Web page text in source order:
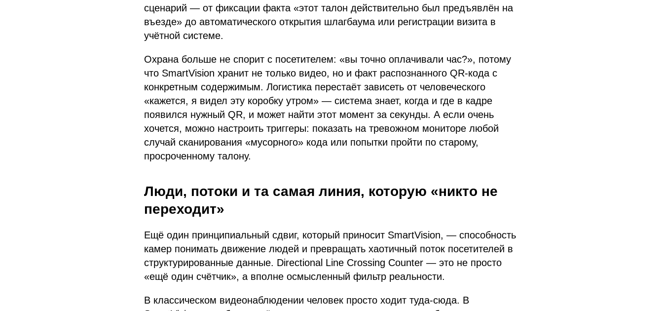
сценарий — от фиксации факта «этот талон действительно был предъявлён на
въезде» до автоматического открытия шлагбаума или регистрации визита в
учётной системе.
Охрана больше не спорит с посетителем: «вы точно оплачивали час?», потому
что SmartVision хранит не только видео, но и факт распознанного QR-кода с
конкретным содержимым. Логистика перестаёт зависеть от человеческого
«кажется, я видел эту коробку утром» — система знает, когда и где в кадре
появился нужный QR, и может найти этот момент за секунды. А если очень
хочется, можно настроить триггеры: показать на тревожном мониторе любой
случай сканирования «мусорного» кода или попытки пройти по старому,
просроченному талону.
Люди, потоки и та самая линия, которую «никто не
переходит»
Ещё один принципиальный сдвиг, который приносит SmartVision, — способность
камер понимать движение людей и превращать хаотичный поток посетителей в
структурированные данные. Directional Line Crossing Counter — это не просто
«ещё один счётчик», а вполне осмысленный фильтр реальности.
В классическом видеонаблюдении человек просто ходит туда-сюда. В